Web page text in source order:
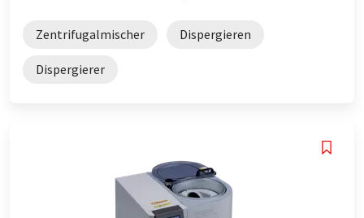
Zentrifugalmischer Dispergieren
Dispergierer